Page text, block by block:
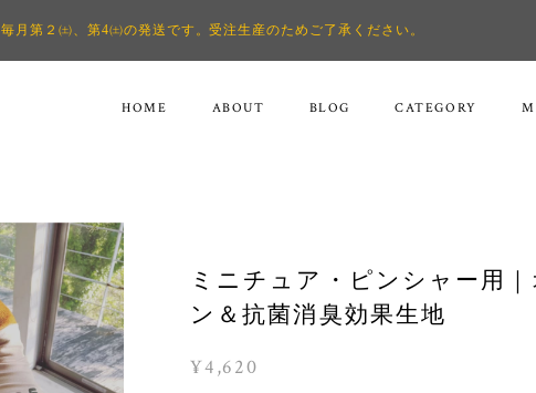
毎月第２㈯、第4㈯の発送です。受注生産のためご了承ください。
HOME ABOUT BLOG CATEGORY
ミニチュア・ピンシャー用
ン＆抗菌消臭効果生地
¥4,620